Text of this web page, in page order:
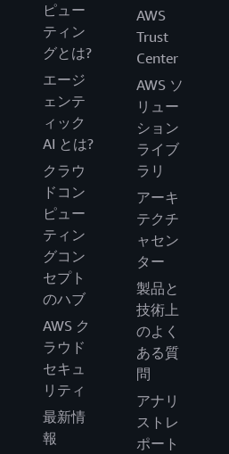
ピュー
ティン
グとは?
エージ
ェンテ
ィック
AI とは?
クラウ
ドコン
ピュー
ティン
グコン
セプト
のハブ
AWS ク
ラウド
セキュ
リティ
最新情
報
AWS
Trust
Center
AWS ソ
リュー
ション
ライブ
ラリ
アーキ
テクチ
ャセン
ター
製品と
技術上
のよく
ある質
問
アナリ
ストレ
ポート